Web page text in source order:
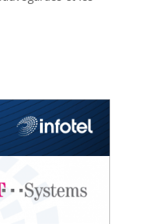
qualité
z/OS
qualité du
les meilleures
de vos applications